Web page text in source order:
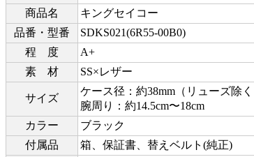
商品名
キングセイコー
品番・型番
SDKS021(6R55-00B0)
程 度
A+
素 材
SS×レザー
サイズ
ケース径：約38mm（リューズ除く
腕周り：約14.5cm〜18cm
カラー
ブラック
付属品
箱、保証書、替えベルト(純正)